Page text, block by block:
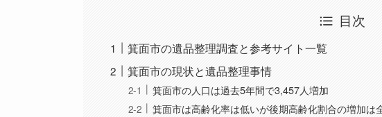
目次
箕面市の遺品整理調査と参考サイト一覧
箕面市の現状と遺品整理事情
箕面市の人口は過去5年間で3,457人増加
箕面市は高齢化率は低いが後期高齢化割合の増加は